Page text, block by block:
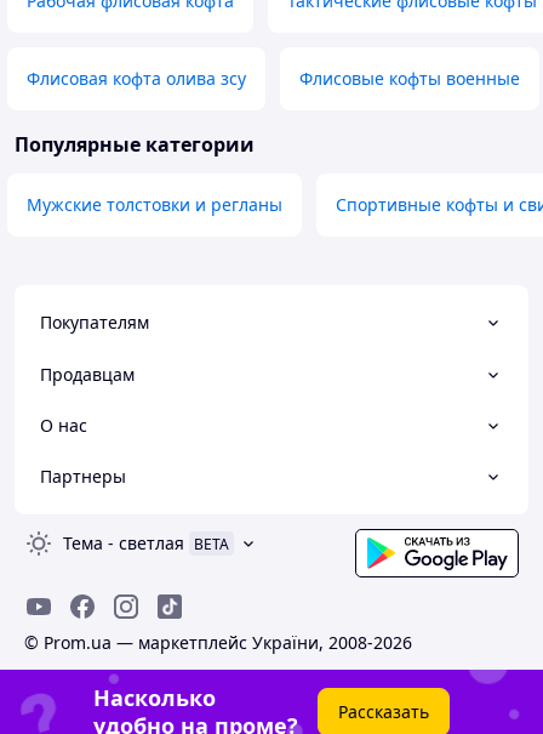
Флисовая кофта олива зсу Флисовые кофты военные
Популярные категории
Мужские толстовки и регланы Спортивные кофты и
Покупателям
Продавцам
О нас
Партнеры
Тема - светлая BETA
© Prom.ua — маркетплейс України, 2008-2026
Насколько
удобно на проме?
Рассказать